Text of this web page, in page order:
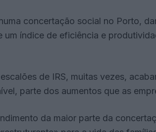
concertação social no Porto,
um índice de eficiência e
de IRS, muitas vezes,
parte dos aumentos que as
da maior parte da